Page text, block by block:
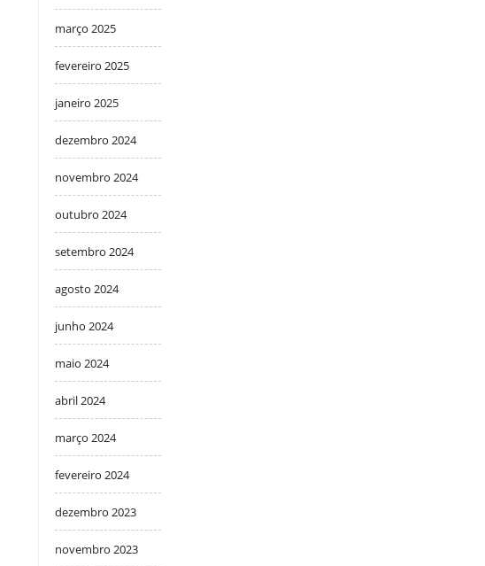
março 2025
fevereiro 2025
janeiro 2025
dezembro 2024
novembro 2024
outubro 2024
setembro 2024
agosto 2024
junho 2024
maio 2024
abril 2024
março 2024
fevereiro 2024
dezembro 2023
novembro 2023